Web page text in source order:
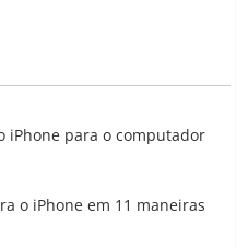
iPhone para o computador
o iPhone em 11 maneiras